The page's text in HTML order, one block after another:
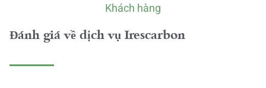
Khách hàng
Đánh giá về dịch vụ Irescarbon